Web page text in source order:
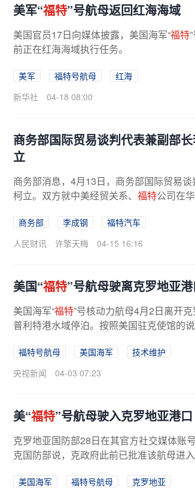
美军“福特”号航母返回红海海域
美国官员17日向媒体披露，美国海军“福特
前正在红海海域执行任务。
美军 福特号航母
红海
新华社
04-18 08:00
商务部国际贸易谈判代表兼副部
立
商务部消息，4月13日，商务部国际贸易
柯立。双方就中美经贸关系、 福特公司在
商务部 李成钢
福特汽车
人民财讯
许擎天梅 04-15 16:16
美国“福特”号航母驶离克罗地亚
美国海军“福特”号核动力航母4月2日离开
普利特港水域停泊。按照美国驻克使馆的
福特号航母 美国海军
技术维护
央视新闻
04-03 07:23
美“福特”号航母驶入克罗地亚港口
克罗地亚国防部28日在其官方社交媒体账
克国防部说，克政府此前已批准该航母进
美国海军 福特号航母
克罗地亚